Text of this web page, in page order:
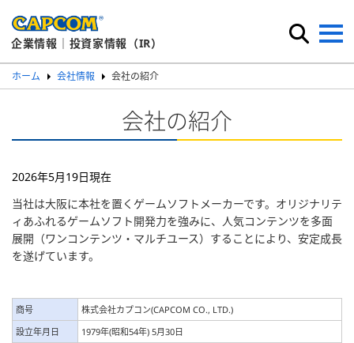
企業情報｜投資家情報（IR）
ホーム 会社情報 会社の紹介
会社の紹介
2026年5月19日現在
当社は大阪に本社を置くゲームソフトメーカーです。オリジナリテ
ィあふれるゲームソフト開発力を強みに、人気コンテンツを多面
展開（ワンコンテンツ・マルチユース）することにより、安定成長
を遂げています。
商号
株式会社カプコン(CAPCOM CO., LTD.)
設立年月日
1979年(昭和54年) 5月30日